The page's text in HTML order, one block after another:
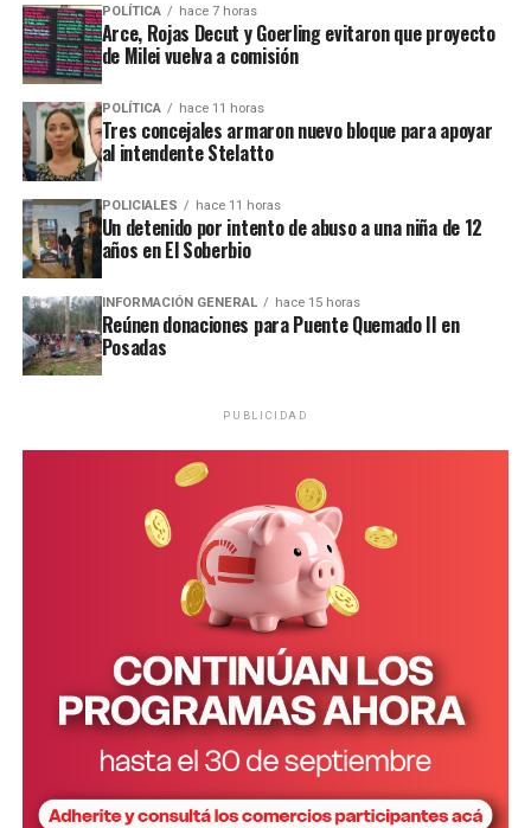
comisaría local, aunque hasta el momento no se conocieron
mayores novedades.
POLÍTICA hace 7 horas
Arce, Rojas Decut y Goerling evitaron que proyecto
de Milei vuelva a comisión
POLÍTICA hace 11 horas
Tres concejales armaron nuevo bloque para apoyar
al intendente Stelatto
POLICIALES hace 11 horas
Un detenido por intento de abuso a una niña de 12
años en El Soberbio
INFORMACIÓN GENERAL hace 15 horas
Reúnen donaciones para Puente Quemado II en
Posadas
PUBLICIDAD